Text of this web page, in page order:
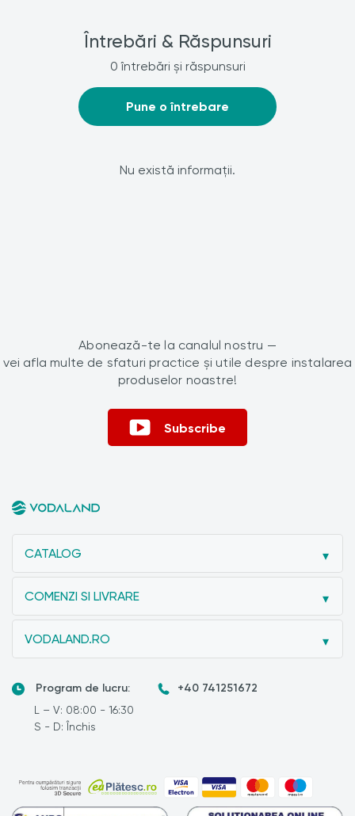
Întrebări & Răspunsuri
0 întrebări și răspunsuri
Pune o întrebare
Nu există informații.
Abonează-te la canalul nostru —
vei afla multe de sfaturi practice și utile despre instalarea
produselor noastre!
Subscribe
CATALOG
COMENZI SI LIVRARE
VODALAND.RO
Program de lucru:
L – V: 08:00 - 16:30
S - D: Închis
+40 741251672